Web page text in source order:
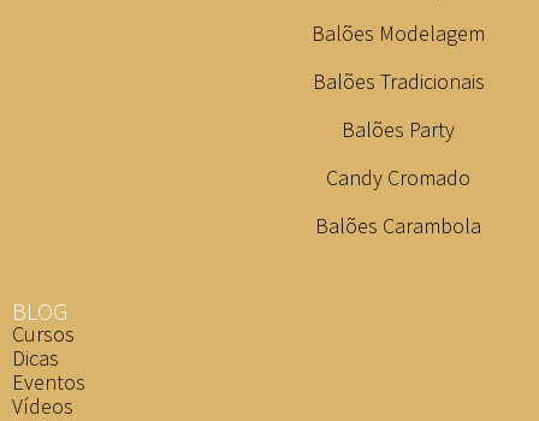
Balões Modelagem
Balões Tradicionais
Balões Party
Candy Cromado
Balões Carambola
BLOG
Cursos
Dicas
Eventos
Vídeos